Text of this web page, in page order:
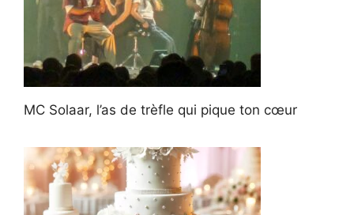
MC Solaar, l’as de trèfle qui pique ton cœur